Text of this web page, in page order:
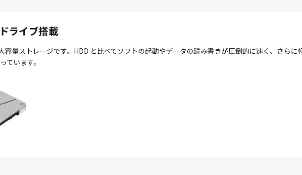
ライブ搭載
容量ストレージです。HDD と比べてソフトの起動やデータの読み書きが圧倒的に速く、さら
ています。